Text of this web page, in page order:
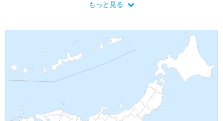
もっと見る